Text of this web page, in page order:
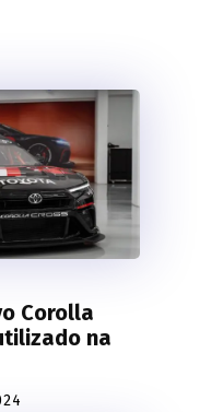
Corolla
na